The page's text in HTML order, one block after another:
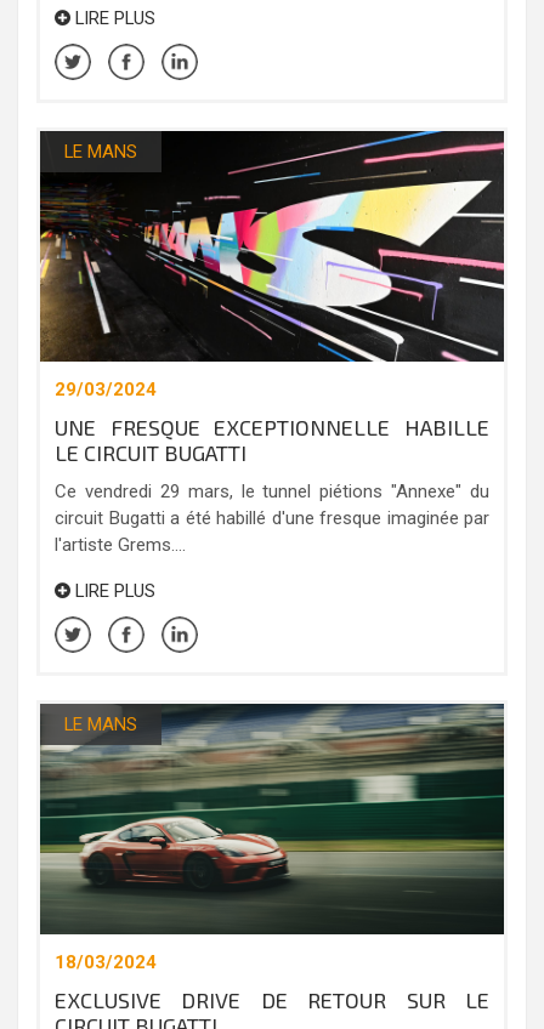
LIRE PLUS
LE MANS
29/03/2024
UNE FRESQUE EXCEPTIONNELLE HABILLE
LE CIRCUIT BUGATTI
Ce vendredi 29 mars, le tunnel piétions "Annexe" du
circuit Bugatti a été habillé d'une fresque imaginée par
l'artiste Grems....
LIRE PLUS
LE MANS
18/03/2024
EXCLUSIVE DRIVE DE RETOUR SUR LE